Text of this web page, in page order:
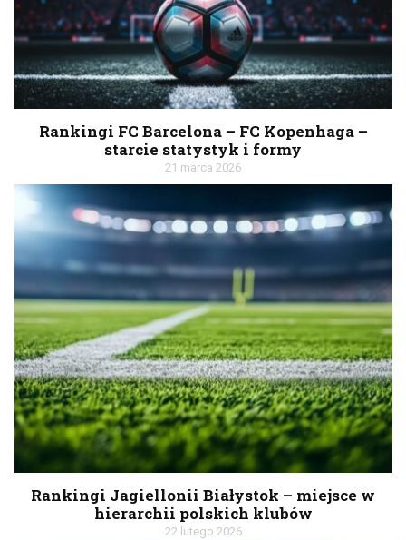
Rankingi FC Barcelona – FC Kopenhaga –
starcie statystyk i formy
21 marca 2026
Rankingi Jagiellonii Białystok – miejsce w
hierarchii polskich klubów
22 lutego 2026